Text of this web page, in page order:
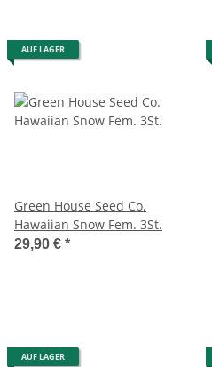
AUF LAGER
Green House Seed Co.
Hawaiian Snow Fem. 3St.
29,90 € *
AUF LAGER